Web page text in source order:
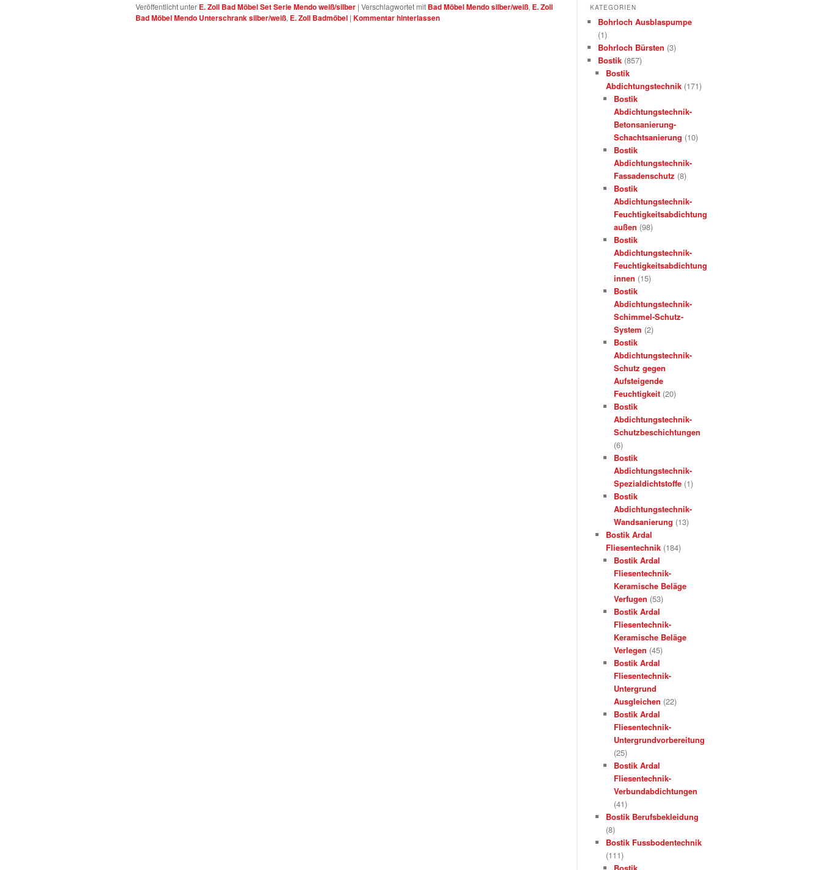
Veröffentlicht unter E. Zoll Bad Möbel Set Serie Mendo weiß/silber | Verschlagwortet mit Bad Möbel Mendo silber/weiß, E. Zoll
Bad Möbel Mendo Unterschrank silber/weiß, E. Zoll Badmöbel | Kommentar hinterlassen
KATEGORIEN
Bohrloch Ausblaspumpe
(1)
Bohrloch Bürsten (3)
Bostik (857)
Bostik
Abdichtungstechnik (171)
Bostik
Abdichtungstechnik-
Betonsanierung-
Schachtsanierung (10)
Bostik
Abdichtungstechnik-
Fassadenschutz (8)
Bostik
Abdichtungstechnik-
Feuchtigkeitsabdichtung
außen (98)
Bostik
Abdichtungstechnik-
Feuchtigkeitsabdichtung
innen (15)
Bostik
Abdichtungstechnik-
Schimmel-Schutz-
System (2)
Bostik
Abdichtungstechnik-
Schutz gegen
Aufsteigende
Feuchtigkeit (20)
Bostik
Abdichtungstechnik-
Schutzbeschichtungen
(6)
Bostik
Abdichtungstechnik-
Spezialdichtstoffe (1)
Bostik
Abdichtungstechnik-
Wandsanierung (13)
Bostik Ardal
Fliesentechnik (184)
Bostik Ardal
Fliesentechnik-
Keramische Beläge
Verfugen (53)
Bostik Ardal
Fliesentechnik-
Keramische Beläge
Verlegen (45)
Bostik Ardal
Fliesentechnik-
Untergrund
Ausgleichen (22)
Bostik Ardal
Fliesentechnik-
Untergrundvorbereitung
(25)
Bostik Ardal
Fliesentechnik-
Verbundabdichtungen
(41)
Bostik Berufsbekleidung
(8)
Bostik Fussbodentechnik
(111)